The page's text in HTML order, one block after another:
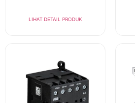
LIHAT DETAIL PRODUK